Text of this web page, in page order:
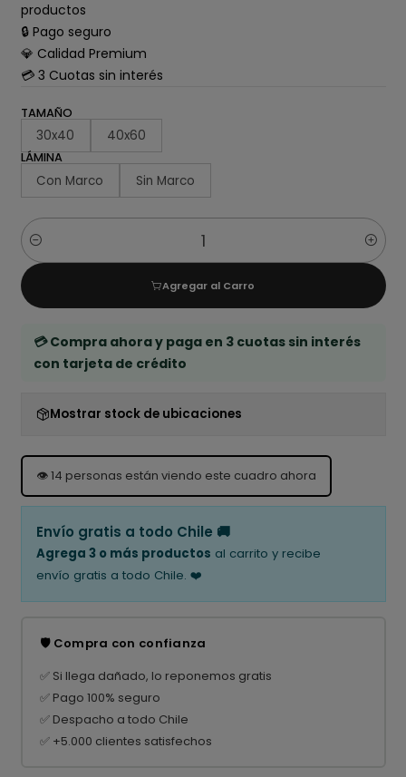
productos
🔒 Pago seguro
💎 Calidad Premium
💳 3 Cuotas sin interés
TAMAÑO
30x40 40x60
LÁMINA
Con Marco Sin Marco
Cantidad
Agregar al Carro
💳 Compra ahora y paga en 3 cuotas sin interés
con tarjeta de crédito
Mostrar stock de ubicaciones
👁️14 personas están viendo este cuadro ahora
Envío gratis a todo Chile 🚚
Agrega 3 o más productos al carrito y recibe
envío gratis a todo Chile. ❤️
🛡️ Compra con confianza
✅ Si llega dañado, lo reponemos gratis
✅ Pago 100% seguro
✅ Despacho a todo Chile
✅ +5.000 clientes satisfechos